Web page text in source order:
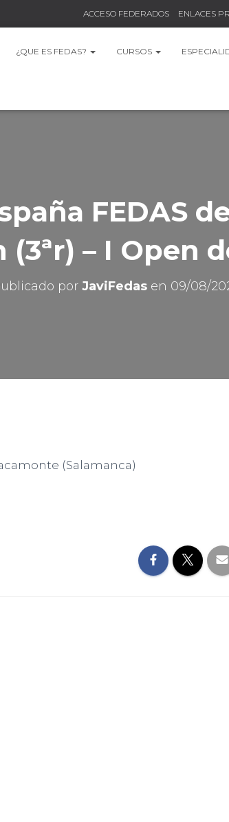
ACCESO FEDERADOS ENLACES
¿QUE ES FEDAS? CURSOS
FEDAS
– I Open
por JaviFedasen 09/08/
(Salamanca)